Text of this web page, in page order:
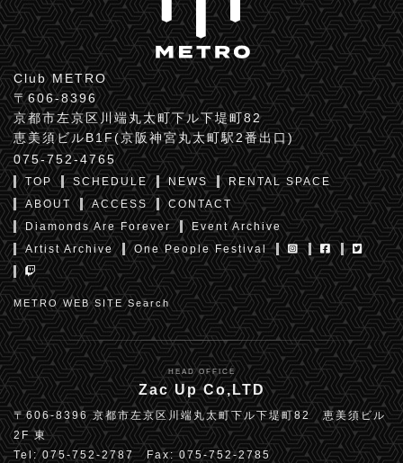
Club METRO
〒606-8396
京都市左京区川端丸太町下ル下堤町82
恵美須ビルB1F(京阪神宮丸太町駅2番出口)
075-752-4765
TOP SCHEDULE NEWS
RENTAL SPACE
ABOUT
ACCESS
CONTACT
Diamonds Are Forever
Event Archive
Artist Archive
One People Festival
METRO WEB SITE Search
HEAD OFFICE
Zac Up Co,LTD
〒606-8396 京都市左京区川端丸太町下ル下堤町82 恵美須ビル
2F 東
Tel: 075-752-2787 Fax: 075-752-2785